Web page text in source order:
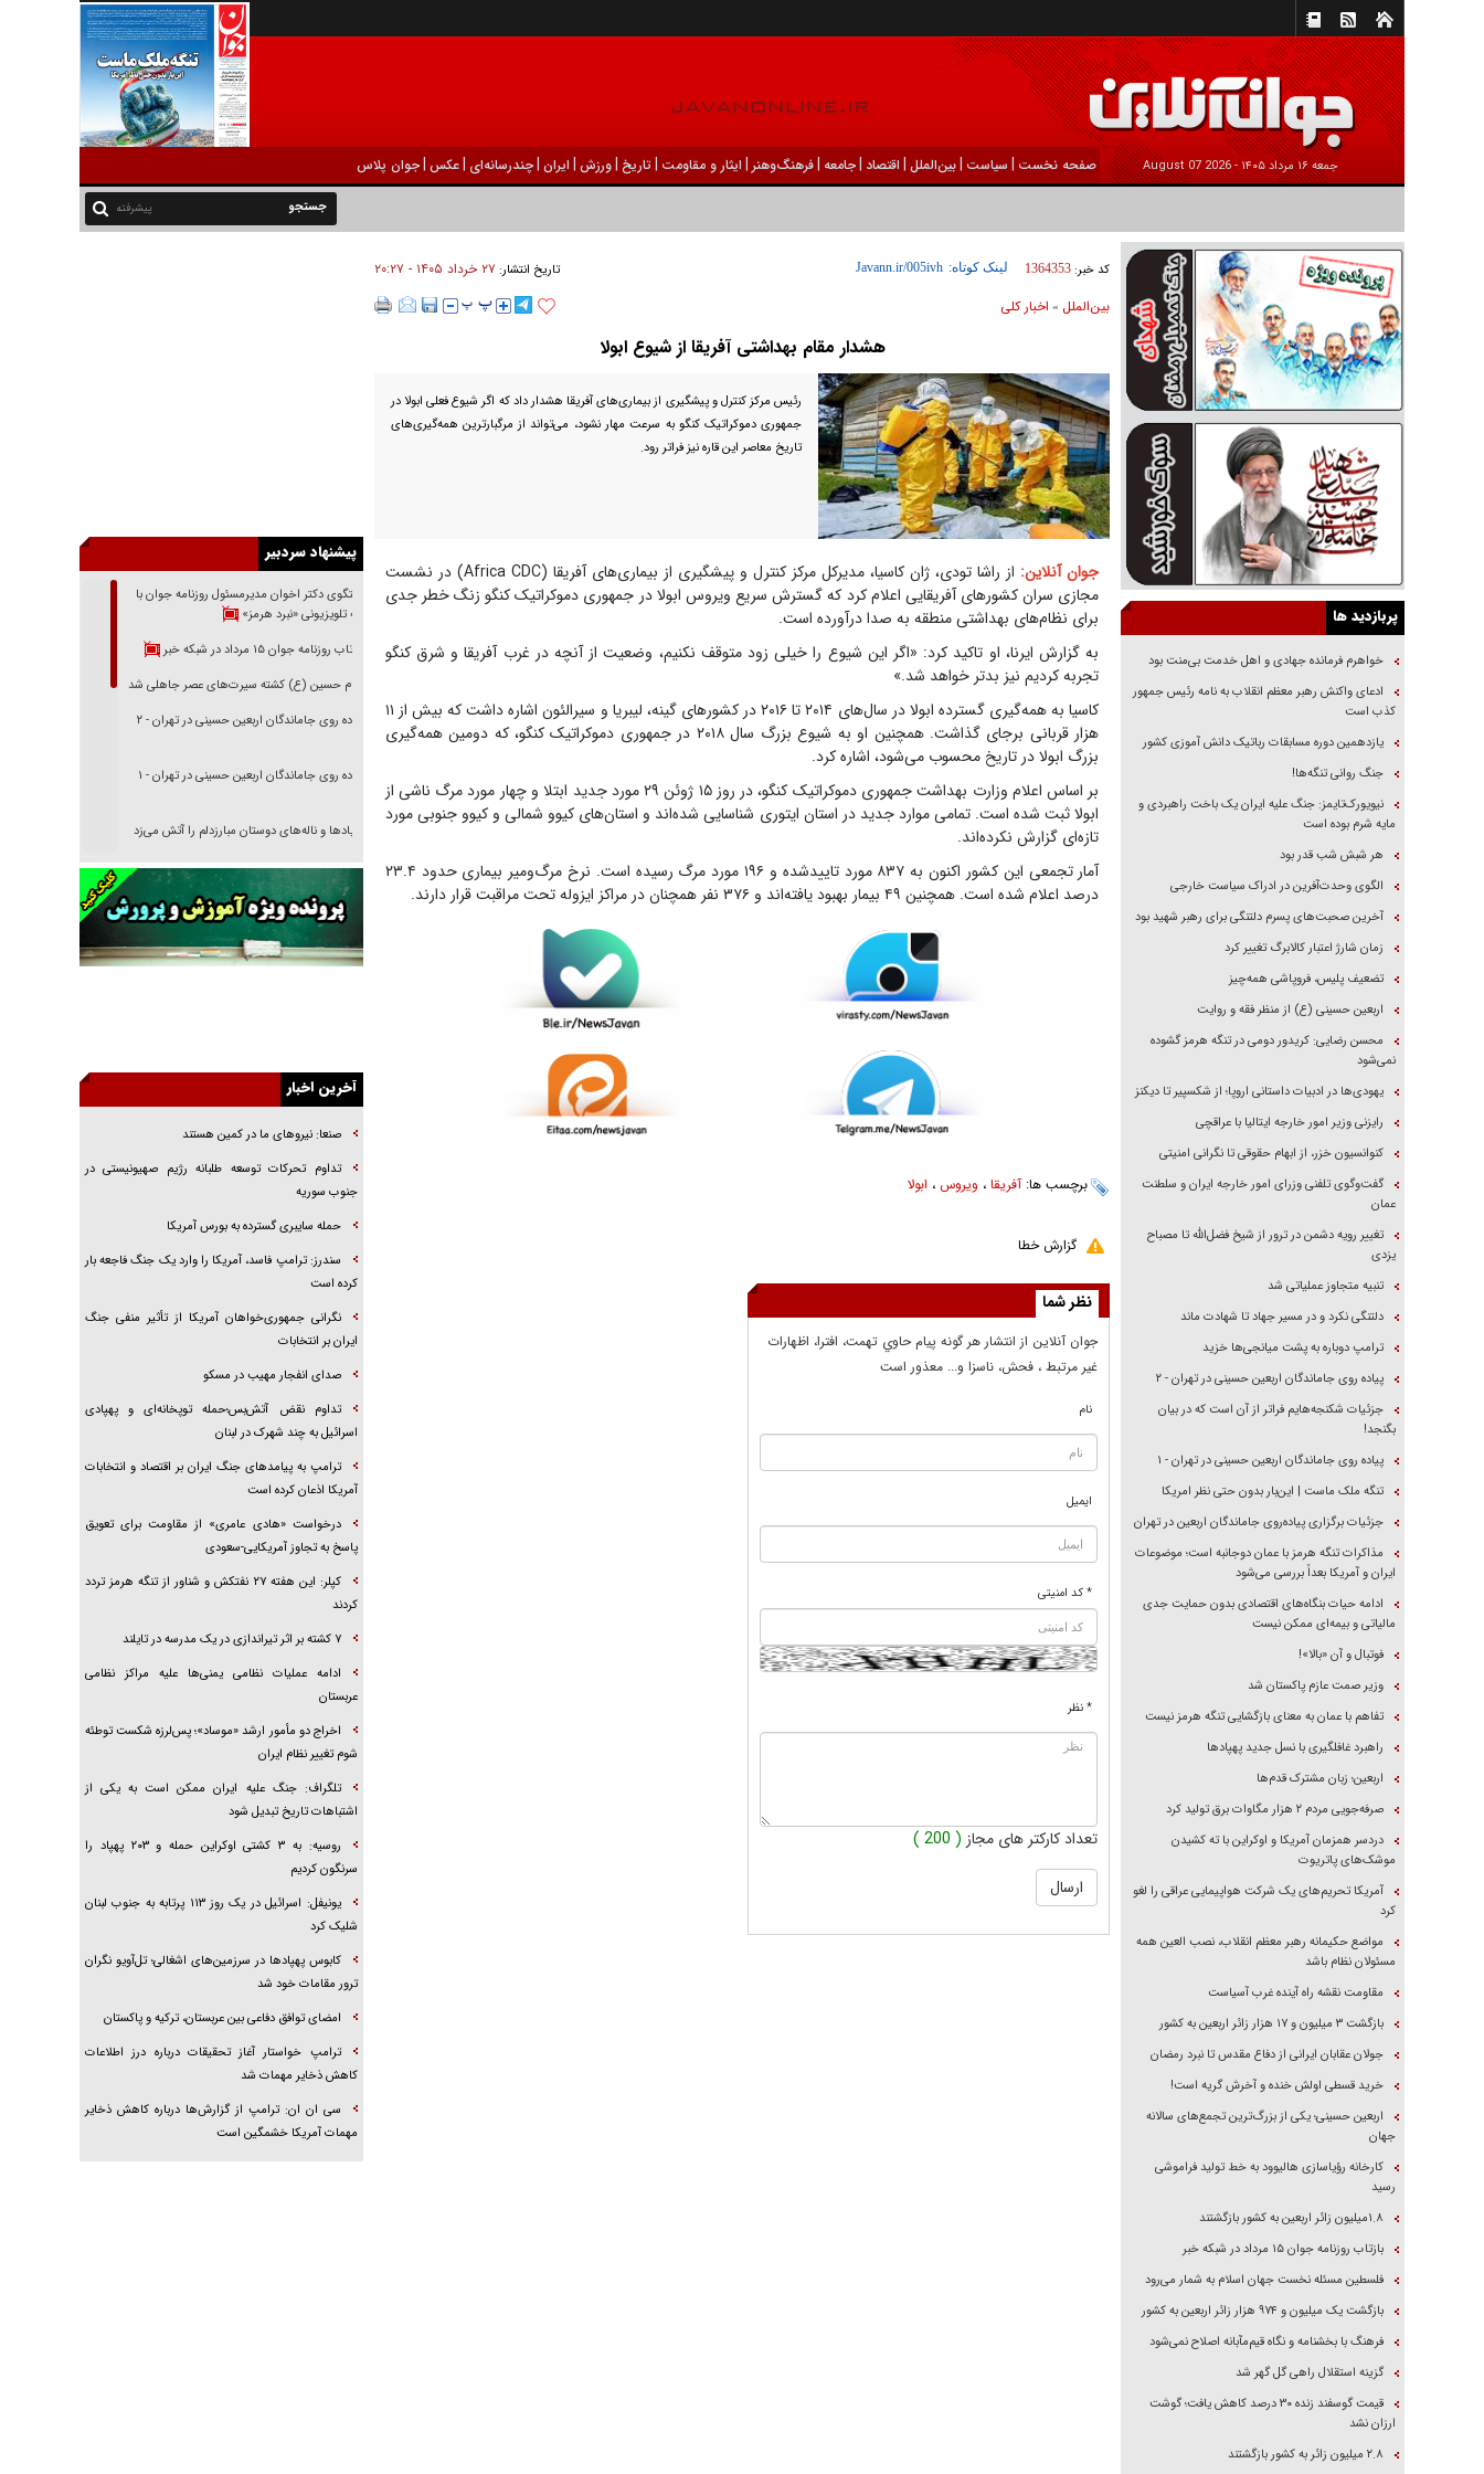
جمعه ۱۶ مرداد ۱۴۰۵ - 2026 August 07 صفحه نخست | سیاست |بين‌الملل | اقتصاد |جامعه |فرهنگ‌و‌هنر | ایثار و مقاومت |تاریخ |ورزش | ايران |چندرسانه‌ای |عکس |جوان پلاس
پیشرفته
کد خبر: 1364353 لینک کوتاه: تاریخ انتشار: ۲۷ خرداد ۱۴۰۵ - ۲۰:۲۷
بين‌الملل » اخبار كلی
هشدار مقام بهداشتی آفریقا از شیوع ابولا
رئیس مرکز کنترل و پیشگیری از بیماری‌های آفریقا هشدار داد که اگر شیوع فعلی ابولا در
جمهوری دموکراتیک کنگو به سرعت مهار نشود، می‌تواند از مرگبارترین همه‌گیری‌های
تاریخ معاصر این قاره نیز فراتر رود.
جوان آنلاین:
از راشا تودی، ژان کاسیا، مدیرکل مرکز کنترل و پیشگیری از بیماری‌های آفریقا (Africa CDC) در نشست
مجازی سران کشور‌های آفریقایی اعلام کرد که گسترش سریع ویروس ابولا در جمهوری دموکراتیک کنگو زنگ خطر جدی
برای نظام‌های بهداشتی منطقه به صدا درآورده است.
به گزارش ایرنا، او تاکید کرد: «اگر این شیوع را خیلی زود متوقف نکنیم، وضعیت از آنچه در غرب آفریقا و شرق کنگو
تجربه کردیم نیز بدتر خواهد شد.»
کاسیا به همه‌گیری گسترده ابولا در سال‌های ۲۰۱۴ تا ۲۰۱۶ در کشور‌های گینه، لیبریا و سیرالئون اشاره داشت که بیش از ۱۱
هزار قربانی برجای گذاشت. همچنین او به شیوع بزرگ سال ۲۰۱۸ در جمهوری دموکراتیک کنگو، که دومین همه‌گیری
بزرگ ابولا در تاریخ محسوب می‌شود، اشاره کرد.
بر اساس اعلام وزارت بهداشت جمهوری دموکراتیک کنگو، در روز ۱۵ ژوئن ۲۹ مورد جدید ابتلا و چهار مورد مرگ ناشی از
ابولا ثبت شده است. تمامی موارد جدید در استان ایتوری شناسایی شده‌اند و استان‌های کیوو شمالی و کیوو جنوبی مورد
تازه‌ای گزارش نکرده‌اند.
آمار تجمعی این کشور اکنون به ۸۳۷ مورد تاییدشده و ۱۹۶ مورد مرگ رسیده است. نرخ مرگ‌ومیر بیماری حدود ۲۳.۴
درصد اعلام شده است. همچنین ۴۹ بیمار بهبود یافته‌اند و ۳۷۶ نفر همچنان در مراکز ایزوله تحت مراقبت قرار دارند.
برچسب ها: آفریقا، ویروس ، ابولا
گزارش خطا
نظر شما
جوان آنلاين از انتشار هر گونه پيام حاوي تهمت، افترا، اظهارات
غير مرتبط ، فحش، ناسزا و... معذور است
نام
ایمیل
* کد امنیتی
* نظر
تعداد کارکتر های مجاز ( 200 )
پربازدید ها
خواهرم فرمانده جهادی و اهل خدمت بی‌منت بود
ادعای واکنش رهبر معظم انقلاب به نامه رئیس جمهور
کذب است
یازدهمین دوره مسابقات رباتیک دانش آموزی کشور
جنگ روانی تنگه‌ها!
نیویورک‌تایمز: جنگ علیه ایران یک باخت راهبردی و
مایه شرم بوده است
هر شبش شب قدر بود
الگوی وحدت‌آفرین در ادراک سیاست خارجی
آخرین صحبت‌های پسرم دلتنگی برای رهبر شهید بود
زمان شارژ اعتبار کالابرگ تغییر کرد
تضعیف پلیس، فروپاشی همه‌چیز
اربعین حسینی (ع) از منظر فقه و روایت
محسن رضایی: کریدور دومی در تنگه هرمز گشوده
نمی‌شود
یهودی‌ها در ادبیات داستانی اروپا؛ از شکسپیر تا دیکنز
رایزنی وزیر امور خارجه ایتالیا با عراقچی
کنوانسیون خزر، از ابهام حقوقی تا نگرانی امنیتی
گفت‌وگوی تلفنی وزرای امور خارجه ایران و سلطنت
عمان
تغییر رویه دشمن در ترور از شیخ فضل‌الله تا مصباح
یزدی
تنبیه متجاوز عملیاتی شد
دلتنگی نکرد و در مسیر جهاد تا شهادت ماند
ترامپ دوباره به پشت میانجی‌ها خزید
پیاده روی جاماندگان اربعین حسینی در تهران - ۲
جزئیات شکنجه‌هایم فراتر از آن است که در بیان
بگنجد!
پیاده روی جاماندگان اربعین حسینی در تهران - ۱
تنگه ملک ماست | این‌بار بدون حتی نظر امریکا
جزئیات برگزاری پیاده‌روی جاماندگان اربعین در تهران
مذاکرات تنگه هرمز با عمان دوجانبه است؛ موضوعات
ایران و آمریکا بعداً بررسی می‌شود
ادامه حیات بنگاه‌های اقتصادی بدون حمایت جدی
مالیاتی و بیمه‌ای ممکن نیست
فوتبال و آن «بالا»!
وزیر صمت عازم پاکستان شد
تفاهم با عمان به معنای بازگشایی تنگه هرمز نیست
راهبرد غافلگیری با نسل جدید پهپاد‌ها
اربعین؛ زبان مشترک قدم‌ها
صرفه‌جویی مردم ۲ هزار مگاوات برق تولید کرد
دردسر همزمان آمریکا و اوکراین با ته کشیدن
موشک‌های پاتریوت
آمریکا تحریم‌های یک شرکت هواپیمایی عراقی را لغو
کرد
مواضع حکیمانه رهبر معظم انقلاب، نصب العین همه
مسئولان نظام باشد
مقاومت نقشه راه آینده غرب آسیاست
بازگشت ۳ میلیون و ۱۷ هزار زائر اربعین به کشور
جولان عقابان ایرانی از دفاع مقدس تا نبرد رمضان
خرید قسطی اولش خنده و آخرش گریه است!
اربعین حسینی؛ یکی از بزرگ‌ترین تجمع‌های سالانه
جهان
کارخانه رؤیاسازی هالیوود به خط تولید فراموشی
رسید
۱.۸میلیون زائر اربعین به کشور بازگشتند
بازتاب روزنامه جوان ۱۵ مرداد در شبکه خبر
فلسطین مسئله نخست جهان اسلام به شمار می‌رود
بازگشت یک میلیون و ۹۷۴ هزار زائر اربعین به کشور
فرهنگ با بخشنامه و نگاه قیم‌مآبانه اصلاح نمی‌شود
گزینه استقلال راهی گل گهر شد
قیمت گوسفند زنده ۳۰ درصد کاهش یافت؛ گوشت
ارزان نشد
۲.۸ میلیون زائر به کشور بازگشتند
پیشنهاد سردبیر
گفتگوی دکتر اخوان مدیرمسئول روزنامه جوان با
برنامه تلویزیونی «نبرد هرمز»
بازتاب روزنامه جوان ۱۵ مرداد در شبکه خبر
امام حسین (ع) کشته سیرت‌های عصر جاهلی شد
پیاده روی جاماندگان اربعین حسینی در تهران - ۲
پیاده روی جاماندگان اربعین حسینی در تهران - ۱
فریاد‌ها و ناله‌های دوستان مبارزدلم را آتش می‌زد
تغییر رویه دشمن در ترور از شیخ فضل‌الله تا مصباح
خرید قسطی اولش خنده و آخرش گریه است!
فوتبال و آن «بالا»!
دیکنز
خواهرم فرمانده جهادی و اهل خدمت بی‌منت بود
جزئیات شکنجه‌هایم فراتر از آن است که در بیان
بگنجد!
گزارش «جوان» از قوانین سخت‌گیرانه ۶ قاره در
آخرین اخبار
صنعا: نیروهای ما در کمین‌ هستند
تداوم تحرکات توسعه طلبانه رژیم صهیونیستی در
جنوب سوریه
حمله سایبری گسترده به بورس آمریکا
سندرز: ترامپ فاسد، آمریکا را وارد یک جنگ فاجعه بار
کرده است
نگرانی جمهوری‌خواهان آمریکا از تأثیر منفی جنگ
ایران بر انتخابات
صدای انفجار مهیب در مسکو
تداوم نقض آتش‌بس؛حمله توپخانه‌ای و پهپادی
اسرائیل به چند شهرک در لبنان
ترامپ به پیامدهای جنگ ایران بر اقتصاد و انتخابات
آمریکا اذعان کرده است
درخواست «هادی عامری» از مقاومت برای تعویق
پاسخ به تجاوز آمریکایی-سعودی
کپلر: این هفته ۲۷ نفتکش و شناور از تنگه هرمز تردد
کردند
۷ کشته بر اثر تیراندازی در یک مدرسه در تایلند
ادامه عملیات نظامی یمنی‌ها علیه مراکز نظامی
عربستان
اخراج دو مأمور ارشد «موساد»؛ پس‌لرزه شکست توطئه
شوم تغییر نظام ایران
تلگراف: جنگ علیه ایران ممکن است به یکی از
اشتباهات تاریخ تبدیل شود
روسیه: به ۳ کشتی اوکراین حمله و ۲۰۳ پهپاد را
سرنگون کردیم
یونیفل: اسرائیل در یک روز ۱۱۳ پرتابه به جنوب لبنان
شلیک کرد
کابوس پهپادها در سرزمین‌های اشغالی؛ تل‌آویو نگران
ترور مقامات خود شد
امضای توافق دفاعی بین عربستان، ترکیه و پاکستان
ترامپ خواستار آغاز تحقیقات درباره درز اطلاعات
کاهش ذخایر مهمات شد
سی ان ان: ترامپ از گزارش‌ها درباره کاهش ذخایر
مهمات آمریکا خشمگین است